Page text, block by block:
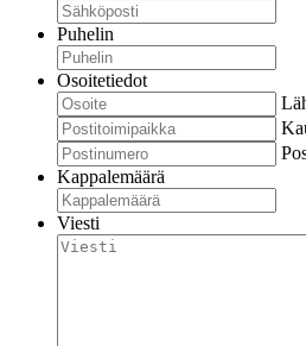
Puhelin
Osoitetiedot
Kappalemäärä
Viesti